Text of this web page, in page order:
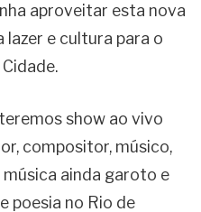
aproveitar esta nova
e cultura para o
show ao vivo
compositor, músico,
ainda garoto e
poesia no Rio de